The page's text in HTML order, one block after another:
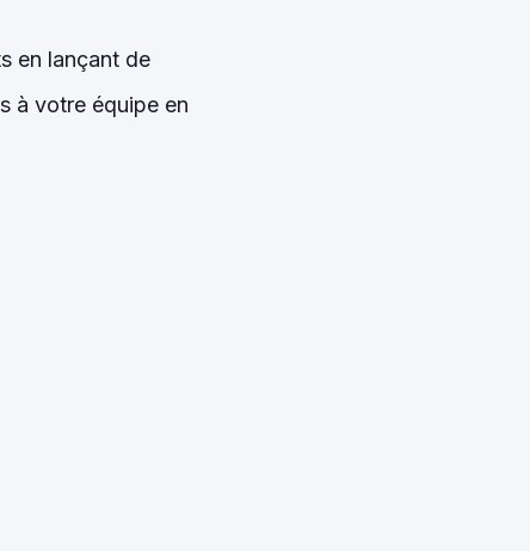
en lançant de
à votre équipe en